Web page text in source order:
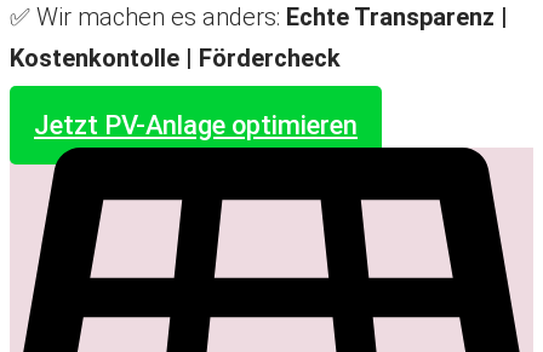
✅ Wir machen es anders: Echte Transparenz |
Kostenkontolle | Fördercheck
Jetzt PV-Anlage optimieren